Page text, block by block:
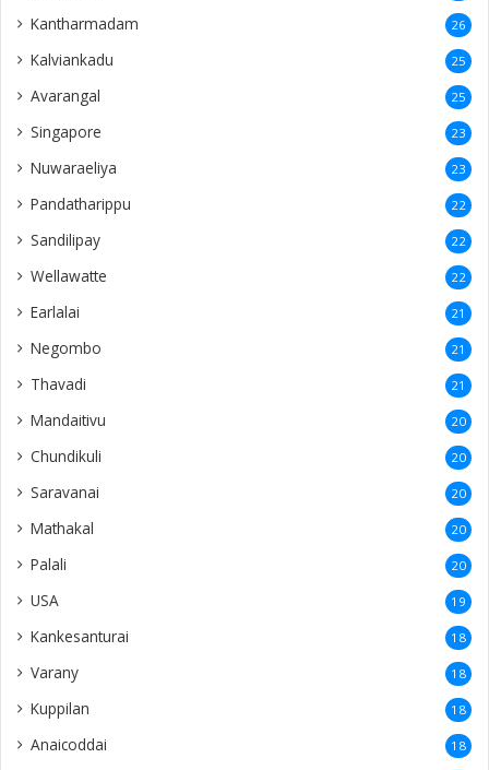
Kantharmadam 26
Kalviankadu 25
Avarangal 25
Singapore 23
Nuwaraeliya 23
Pandatharippu 22
Sandilipay 22
Wellawatte 22
Earlalai 21
Negombo 21
Thavadi 21
Mandaitivu 20
Chundikuli 20
Saravanai 20
Mathakal 20
Palali 20
USA 19
Kankesanturai 18
Varany 18
Kuppilan 18
Anaicoddai 18